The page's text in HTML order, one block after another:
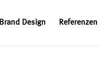
Brand Design Referenzen